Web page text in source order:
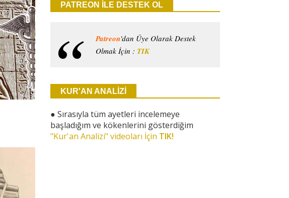
PATREON İLE DESTEK OL
Patreon'dan Üye Olarak Destek
Olmak İçin : TIK
KUR'AN ANALİZİ
●Sırasıyla tüm ayetleri incelemeye
başladığım ve kökenlerini gösterdiğim
"Kur'an Analizi" videoları İçin TIK!